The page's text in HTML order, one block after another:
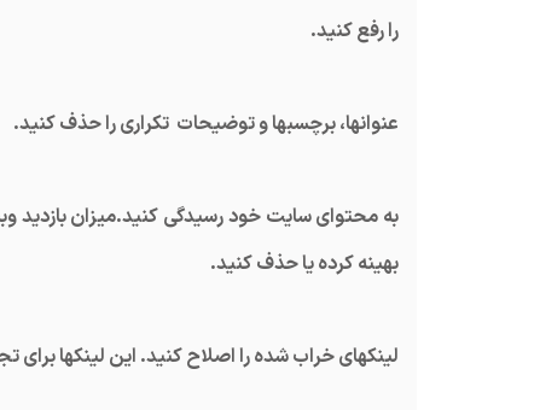
را رفع کنید.
عنوانها، برچسبها و توضیحات تکراری را حذف کنید.
بهینه کرده یا حذف کنید.
لینکهای خراب شده را اصلاح کنید. این لینکها برای